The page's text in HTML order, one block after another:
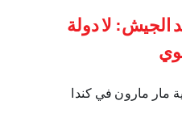
الجيش: لا دولة
مار مارون في كندا